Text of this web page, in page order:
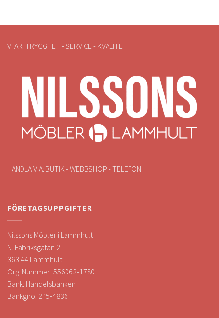
VI ÄR: TRYGGHET - SERVICE - KVALITET
HANDLA VIA: BUTIK - WEBBSHOP - TELEFON
FÖRETAGSUPPGIFTER
Nilssons Möbler i Lammhult
N. Fabriksgatan 2
363 44 Lammhult
Org. Nummer: 556062-1780
Bank: Handelsbanken
Bankgiro: 275-4836